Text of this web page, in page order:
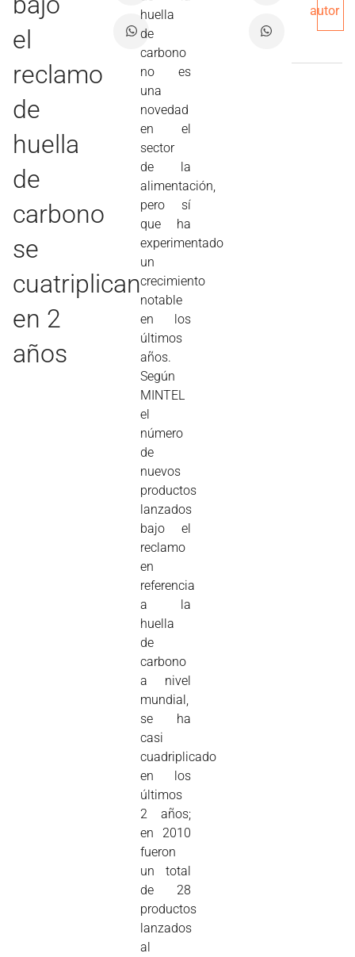
el
reclamo
de
huella
de
carbono
se
cuatriplican
en 2
años
huella
de
carbono
no es
una
novedad
en el
sector
de la
alimentación,
pero sí
que ha
experimentado
un
crecimiento
notable
en los
últimos
años.
Según
MINTEL
el
número
de
nuevos
productos
lanzados
bajo el
reclamo
en
referencia
a la
huella
de
carbono
a nivel
mundial,
se ha
casi
cuadriplicado
en los
últimos
2 años;
en 2010
fueron
un total
de 28
productos
lanzados
al
autor